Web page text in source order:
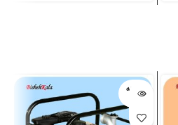
فروخته
شده